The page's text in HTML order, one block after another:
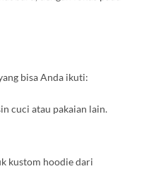
bisa Anda ikuti:
cuci atau pakaian lain.
kustom hoodie dari